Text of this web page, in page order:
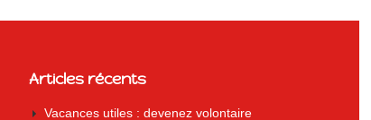
Articles récents
Vacances utiles : devenez volontaire